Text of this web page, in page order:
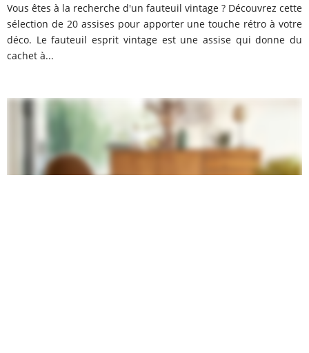
Vous êtes à la recherche d'un fauteuil vintage ? Découvrez cette
sélection de 20 assises pour apporter une touche rétro à votre
déco. Le fauteuil esprit vintage est une assise qui donne du
cachet à...